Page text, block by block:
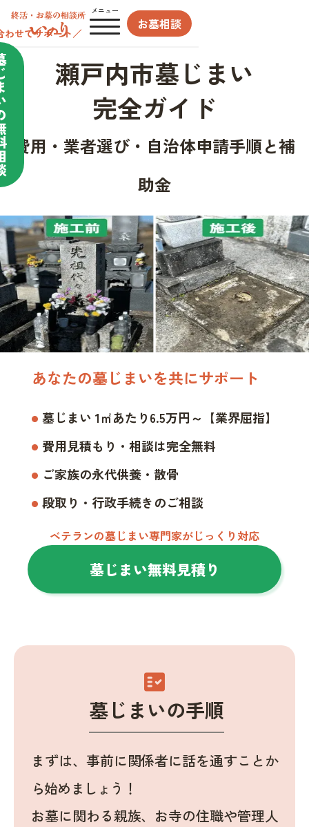
メニュー
お墓相談
わせてサポート／
瀬戸内市墓じまい
完全ガイド
費用・業者選び・自治体申請手順と補
助金
あなたの墓じまいを共にサポート
墓じまい 1㎡あたり6.5万円～【業界屈指】
費用見積もり・相談は完全無料
ご家族の永代供養・散骨
段取り・行政手続きのご相談
ベテランの墓じまい専門家がじっくり対応
墓じまい無料見積り
fact_check
墓じまいの手順
まずは、事前に関係者に話を通すことか
ら始めましょう！
お墓に関わる親族、お寺の住職や管理人